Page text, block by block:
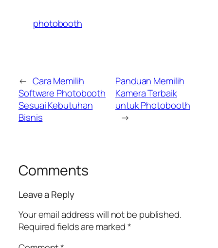
photobooth
← Cara Memilih
Software Photobooth
Sesuai Kebutuhan
Bisnis
Panduan Memilih
Kamera Terbaik
untuk Photobooth
→
Comments
Leave a Reply
Your email address will not be published.
Required fields are marked*